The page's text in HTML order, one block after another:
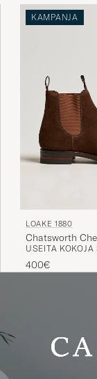
valmistetaan
sitä, että ritsi,
KAMPANJA
LOAKE 1880
Chatsworth
Suede
USEITA KOKOJA
400€